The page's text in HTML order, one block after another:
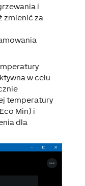
i
zmienić za
w celu
temperatury
Min) i
dla